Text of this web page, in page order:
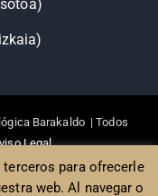
Barakaldo | Todos
Legal
Estudiopara ofrecerle
web. Al navegar o